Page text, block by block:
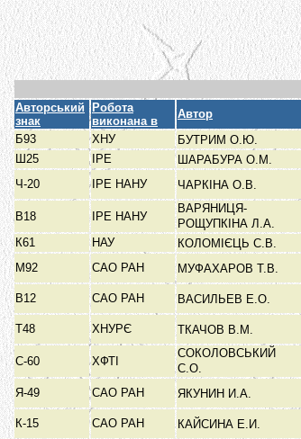
Авторський
знак
Робота
виконана в
Автор
Б93
ХНУ БУТРИМ О.Ю.
Ш25
ІРЕ ШАРАБУРА О.М.
Ч-20
ІРЕ НАНУ ЧАРКІНА О.В.
В18 ІРЕ НАНУ
ВАРЯНИЦЯ-
РОЩУПКІНА Л.А.
К61
НАУ КОЛОМІЄЦЬ С.В.
М92
САО РАН МУФАХАРОВ Т.В.
В12 САО РАН ВАСИЛЬЕВ Е.О.
Т48 ХНУРЄ ТКАЧОВ В.М.
С-60 ХФТІ
СОКОЛОВСЬКИЙ
С.О.
Я-49 САО РАН ЯКУНИН И.А.
К-15 САО РАН КАЙСИНА Е.И.